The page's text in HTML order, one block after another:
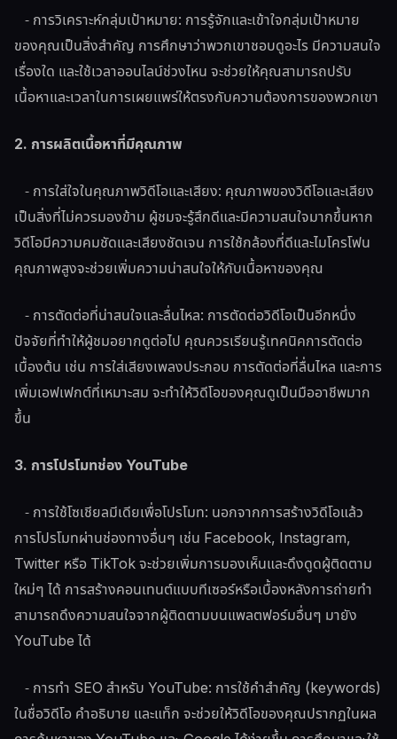
- การวิเคราะห์กลุ่มเป้าหมาย: การรู้จักและเข้าใจกลุ่มเป้าหมาย
ของคุณเป็นสิ่งสำคัญ การศึกษาว่าพวกเขาชอบดูอะไร มีความสนใจ
เรื่องใด และใช้เวลาออนไลน์ช่วงไหน จะช่วยให้คุณสามารถปรับ
เนื้อหาและเวลาในการเผยแพร่ให้ตรงกับความต้องการของพวกเขา
2. การผลิตเนื้อหาที่มีคุณภาพ
- การใส่ใจในคุณภาพวิดีโอและเสียง: คุณภาพของวิดีโอและเสียง
เป็นสิ่งที่ไม่ควรมองข้าม ผู้ชมจะรู้สึกดีและมีความสนใจมากขึ้นหาก
วิดีโอมีความคมชัดและเสียงชัดเจน การใช้กล้องที่ดีและไมโครโฟน
คุณภาพสูงจะช่วยเพิ่มความน่าสนใจให้กับเนื้อหาของคุณ
- การตัดต่อที่น่าสนใจและลื่นไหล: การตัดต่อวิดีโอเป็นอีกหนึ่ง
ปัจจัยที่ทำให้ผู้ชมอยากดูต่อไป คุณควรเรียนรู้เทคนิคการตัดต่อ
เบื้องต้น เช่น การใส่เสียงเพลงประกอบ การตัดต่อที่ลื่นไหล และการ
เพิ่มเอฟเฟกต์ที่เหมาะสม จะทำให้วิดีโอของคุณดูเป็นมืออาชีพมาก
ขึ้น
3. การโปรโมทช่อง YouTube
- การใช้โซเชียลมีเดียเพื่อโปรโมท: นอกจากการสร้างวิดีโอแล้ว
การโปรโมทผ่านช่องทางอื่นๆ เช่น Facebook, Instagram,
Twitter หรือ TikTok จะช่วยเพิ่มการมองเห็นและดึงดูดผู้ติดตาม
ใหม่ๆ ได้ การสร้างคอนเทนต์แบบทีเซอร์หรือเบื้องหลังการถ่ายทำ
สามารถดึงความสนใจจากผู้ติดตามบนแพลตฟอร์มอื่นๆ มายัง
YouTube ได้
- การทำ SEO สำหรับ YouTube: การใช้คำสำคัญ (keywords)
ในชื่อวิดีโอ คำอธิบาย และแท็ก จะช่วยให้วิดีโอของคุณปรากฏในผล